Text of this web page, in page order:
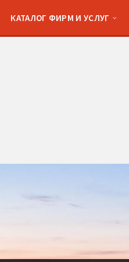
КАТАЛОГ ФИРМ И УСЛУГ